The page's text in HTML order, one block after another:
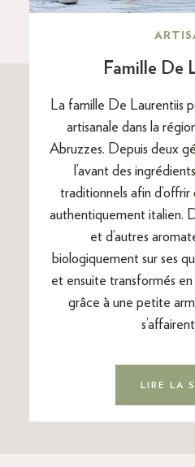
Famille De
La famille De Laurentiis
artisanale dans la
Abruzzes. Depuis deux
l’avant des
traditionnels afin
authentiquement italien.
et d’autres
biologiquement sur ses
et ensuite transformés
grâce à une petite
LIRE LA